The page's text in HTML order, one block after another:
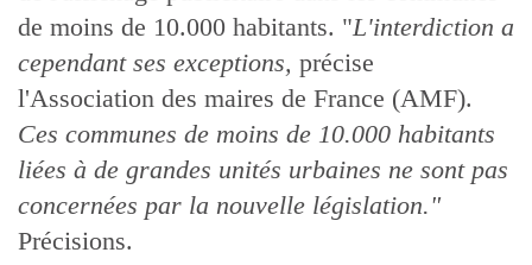
de moins de 10.000 habitants. "L'interdiction a
cependant ses exceptions, précise
l'Association des maires de France (AMF).
Ces communes de moins de 10.000 habitants
liées à de grandes unités urbaines ne sont pas
concernées par la nouvelle législation."
Précisions.